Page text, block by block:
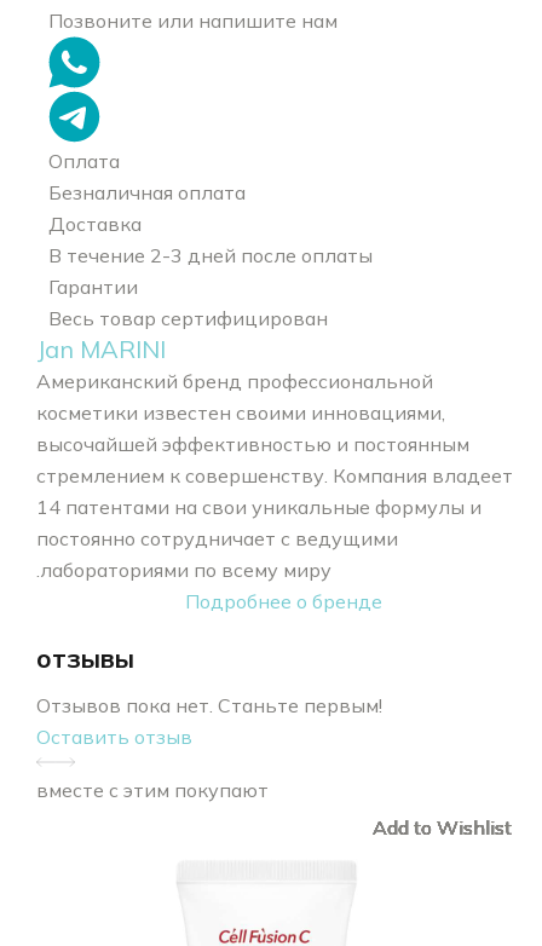
Позвоните или напишите нам
Оплата
Безналичная оплата
Доставка
В течение 2-3 дней после оплаты
Гарантии
Весь товар сертифицирован
Jan MARINI
Американский бренд профессиональной
косметики известен своими инновациями,
высочайшей эффективностью и постоянным
стремлением к совершенству. Компания владеет
14 патентами на свои уникальные формулы и
постоянно сотрудничает с ведущими
лабораториями по всему миру.
Подробнее о бренде
отзывы
Отзывов пока нет. Станьте первым!
Оставить отзыв
вместе с этим покупают
Add to Wishlist
Add to Wishlist
Add to Wishlist
Add to Wishlist
Add to Wishlist
Add to Wishlist
Add to Wishlist
Add to Wishlist
Add to Wishlist
Add to Wishlist
Add to Wishlist
Add to Wishlist